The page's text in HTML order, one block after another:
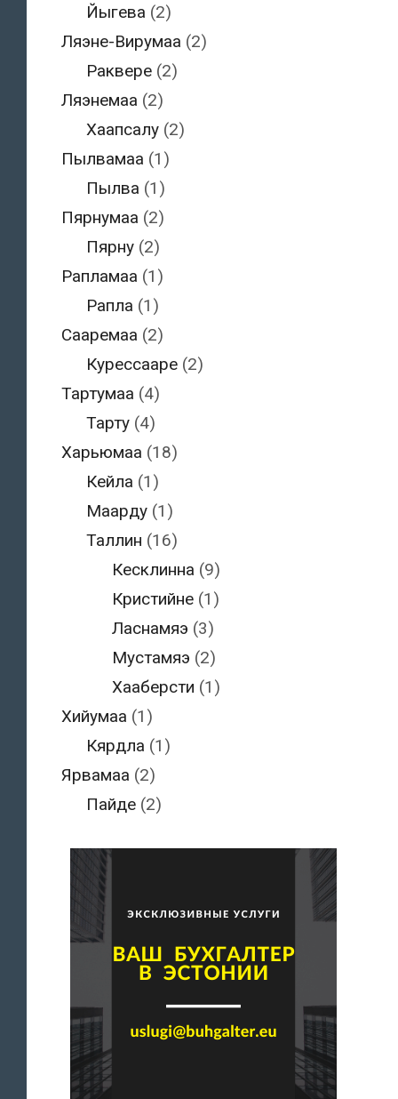
Йыгева (2)
Ляэне-Вирумаа (2)
Раквере (2)
Ляэнемаа (2)
Хаапсалу (2)
Пылвамаа (1)
Пылва (1)
Пярнумаа (2)
Пярну (2)
Рапламаа (1)
Рапла (1)
Сааремаа (2)
Курессааре (2)
Тартумаа (4)
Тарту (4)
Харьюмаа (18)
Кейла (1)
Маарду (1)
Таллин (16)
Кесклинна (9)
Кристийне(1)
Ласнамяэ (3)
Мустамяэ (2)
Хааберсти (1)
Хийумаа (1)
Кярдла (1)
Ярвамаа (2)
Пайде (2)